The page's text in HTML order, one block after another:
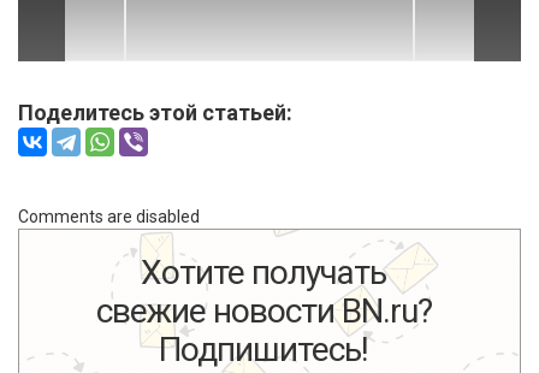
Поделитесь этой статьей:
Comments are disabled
Хотите получать
свежие новости BN.ru?
Подпишитесь!